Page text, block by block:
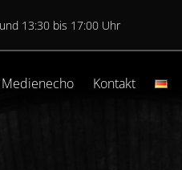
13:30 bis 17:00 Uhr
Medienecho Kontakt